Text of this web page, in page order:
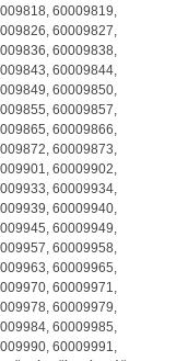
60009819,
60009827,
60009838,
60009844,
60009850,
60009857,
60009866,
60009873,
60009902,
60009934,
60009940,
60009949,
60009958,
60009965,
60009971,
60009979,
60009985,
60009991,